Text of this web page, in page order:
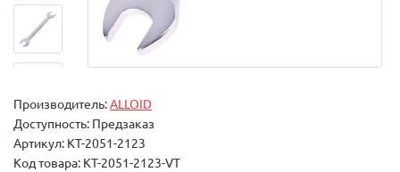
Производитель:ALLOID
Доступность: Предзаказ
Артикул: КТ-2051-2123
Код товара: КТ-2051-2123-VT